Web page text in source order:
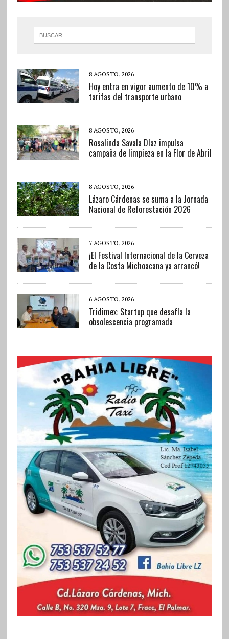
8 AGOSTO, 2026
Hoy entra en vigor aumento de 10% a
tarifas del transporte urbano
8 AGOSTO, 2026
Rosalinda Savala Díaz impulsa
campaña de limpieza en la Flor de Abril
8 AGOSTO, 2026
Lázaro Cárdenas se suma a la Jornada
Nacional de Reforestación 2026
7 AGOSTO, 2026
¡El Festival Internacional de la Cerveza
de la Costa Michoacana ya arrancó!
6 AGOSTO, 2026
Tridimex: Startup que desafía la
obsolescencia programada